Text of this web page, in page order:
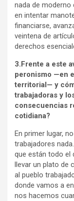
nada de
en intentar
financiarse,
veintena de
derechos
3.Frente a este
peronismo —en
territorial— y
trabajadoras y
consecuencias
cotidiana?
En primer lugar,
trabajadores
que están todo el
llevar un plato de
al pueblo
donde vamos a
nos hacemos